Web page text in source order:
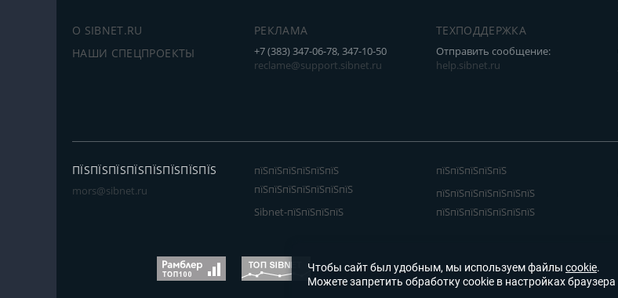
О SIBNET.RU
НАШИ СПЕЦПРОЕКТЫ
РЕКЛАМА
+7 (383) 347-06-78, 347-10-50
reclame@support.sibnet.ru
ТЕХПОДДЕРЖКА
Отправить сообщение:
help.sibnet.ru
ПЇЅПЇЅПЇЅПЇЅПЇЅПЇЅПЇЅПЇЅ
mors@sibnet.ru
пїЅпїЅпїЅпїЅпїЅпїЅ
пїЅпїЅпїЅпїЅпїЅпїЅпїЅ
Sibnet-пїЅпїЅпїЅпїЅ
пїЅпїЅпїЅпїЅпїЅ
пїЅпїЅпїЅпїЅпїЅпїЅпїЅ
пїЅпїЅпїЅпїЅпїЅпїЅпїЅ
Чтобы сайт был удобным, мы используем файлы cookie.
Можете запретить обработку cookie в настройках браузера